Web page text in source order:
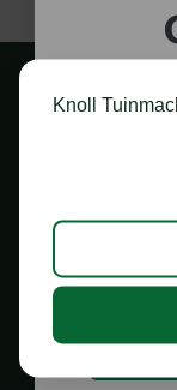
Kleur:
Het STIHL
gekregen van het
e.V. (centrum voor
Knoll
kans op